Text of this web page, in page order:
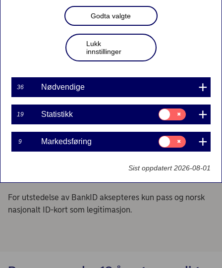
Ditt kundeforhold
Personer over 18 år
Hovedregelen er at alle nye kunder skal legitimeres
med pass. Legitimasjonsdokumentet skal være
original og gyldig på dato.
Pass (ikke nødpass)
Nasjonale ID-kort utstedt av et EØS-land
For utstedelse av BankID aksepteres kun pass og norsk
nasjonalt ID-kort som legitimasjon.
Godta valgte
Lukk
innstillinger
36 Nødvendige
19 Statistikk
Samtykke
til:
Statistikk
9 Markedsføring
Samtykke
til:
Markedsføring
Sist oppdatert 2026-08-01